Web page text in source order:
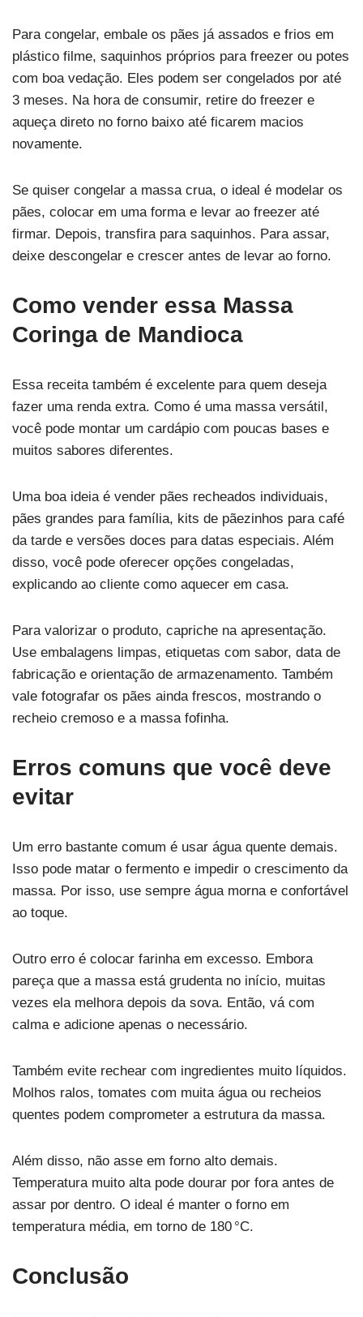
Para congelar, embale os pães já assados e frios em
plástico filme, saquinhos próprios para freezer ou potes
com boa vedação. Eles podem ser congelados por até
3 meses. Na hora de consumir, retire do freezer e
aqueça direto no forno baixo até ficarem macios
novamente.
Se quiser congelar a massa crua, o ideal é modelar os
pães, colocar em uma forma e levar ao freezer até
firmar. Depois, transfira para saquinhos. Para assar,
deixe descongelar e crescer antes de levar ao forno.
Como vender essa Massa
Coringa de Mandioca
Essa receita também é excelente para quem deseja
fazer uma renda extra. Como é uma massa versátil,
você pode montar um cardápio com poucas bases e
muitos sabores diferentes.
Uma boa ideia é vender pães recheados individuais,
pães grandes para família, kits de pãezinhos para café
da tarde e versões doces para datas especiais. Além
disso, você pode oferecer opções congeladas,
explicando ao cliente como aquecer em casa.
Para valorizar o produto, capriche na apresentação.
Use embalagens limpas, etiquetas com sabor, data de
fabricação e orientação de armazenamento. Também
vale fotografar os pães ainda frescos, mostrando o
recheio cremoso e a massa fofinha.
Erros comuns que você deve
evitar
Um erro bastante comum é usar água quente demais.
Isso pode matar o fermento e impedir o crescimento da
massa. Por isso, use sempre água morna e confortável
ao toque.
Outro erro é colocar farinha em excesso. Embora
pareça que a massa está grudenta no início, muitas
vezes ela melhora depois da sova. Então, vá com
calma e adicione apenas o necessário.
Também evite rechear com ingredientes muito líquidos.
Molhos ralos, tomates com muita água ou recheios
quentes podem comprometer a estrutura da massa.
Além disso, não asse em forno alto demais.
Temperatura muito alta pode dourar por fora antes de
assar por dentro. O ideal é manter o forno em
temperatura média, em torno de 180 °C.
Conclusão